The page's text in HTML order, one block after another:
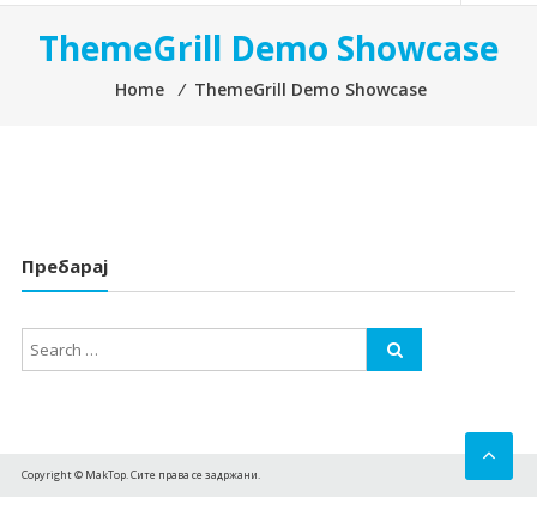
ThemeGrill Demo Showcase
Home ⁄ ThemeGrill Demo Showcase
Пребарај
Copyright © MakTop. Сите права се задржани.